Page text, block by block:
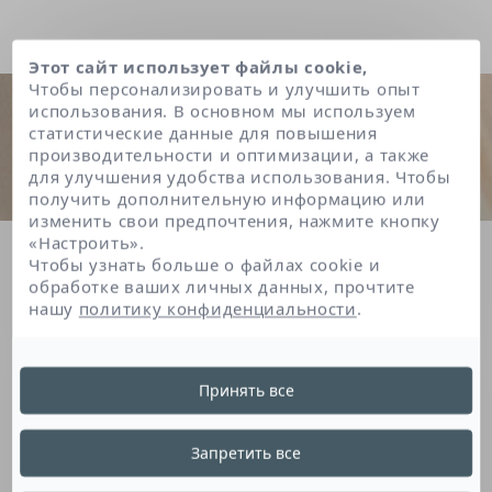
Главная Cocamidopropyl betaine
Cocamidopropyl
Betaine
Этот сайт использует файлы cookie,
Чтобы персонализировать и улучшить опыт
использования. В основном мы используем
статистические данные для повышения
производительности и оптимизации, а также
для улучшения удобства использования. Чтобы
получить дополнительную информацию или
изменить свои предпочтения, нажмите кнопку
«Настроить».
Чтобы узнать больше о файлах cookie и
обработке ваших личных данных, прочтите
нашу политику конфиденциальности.
Запретить все
Принять все